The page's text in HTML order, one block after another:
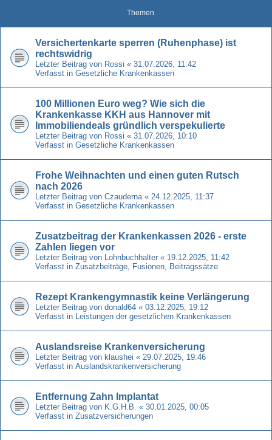
Themen
Versichertenkarte sperren (Ruhenphase) ist
rechtswidrig
Letzter Beitrag von Rossi « 31.07.2026, 11:42
Verfasst in Gesetzliche Krankenkassen
100 Millionen Euro weg? Wie sich die
Krankenkasse KKH aus Hannover mit
Immobiliendeals gründlich verspekulierte
Letzter Beitrag von Rossi « 31.07.2026, 10:10
Verfasst in Gesetzliche Krankenkassen
Frohe Weihnachten und einen guten Rutsch
nach 2026
Letzter Beitrag von Czauderna « 24.12.2025, 11:37
Verfasst in Gesetzliche Krankenkassen
Zusatzbeitrag der Krankenkassen 2026 - erste
Zahlen liegen vor
Letzter Beitrag von Lohnbuchhalter « 19.12.2025, 11:42
Verfasst in Zusatzbeiträge, Fusionen, Beitragssätze
Rezept Krankengymnastik keine Verlängerung
Letzter Beitrag von donald64 « 03.12.2025, 19:12
Verfasst in Leistungen der gesetzlichen Krankenkassen
Auslandsreise Krankenversicherung
Letzter Beitrag von klaushei « 29.07.2025, 19:46
Verfasst in Auslandskrankenversicherung
Entfernung Zahn Implantat
Letzter Beitrag von K.G.H.B. « 30.01.2025, 00:05
Verfasst in Zusatzversicherungen